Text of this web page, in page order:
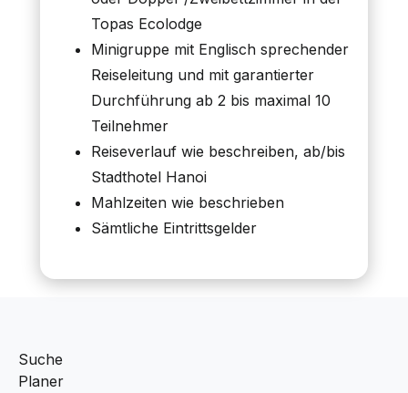
Topas Ecolodge
Minigruppe mit Englisch sprechender
Reiseleitung und mit garantierter
Durchführung ab 2 bis maximal 10
Teilnehmer
Reiseverlauf wie beschreiben, ab/bis
Stadthotel Hanoi
Mahlzeiten wie beschrieben
Sämtliche Eintrittsgelder
Suche
Planer